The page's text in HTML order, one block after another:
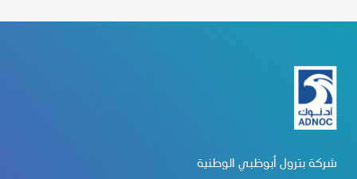
شركة بترول أبوظبي الوطنية